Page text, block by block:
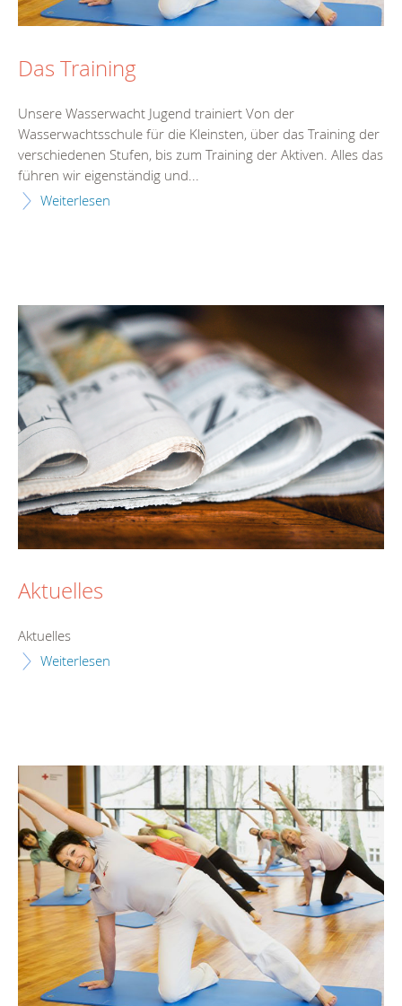
Das Training
Unsere Wasserwacht Jugend trainiert Von der
Wasserwachtsschule für die Kleinsten, über das Training der
verschiedenen Stufen, bis zum Training der Aktiven. Alles das
führen wir eigenständig und...
Weiterlesen
Aktuelles
Aktuelles
Weiterlesen